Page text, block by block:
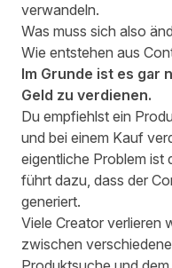
verwandeln.
Was muss sich also
Wie entstehen aus
Im Grunde ist es gar
Geld zu verdienen.
Du empfiehlst ein
und bei einem Kauf
eigentliche Problem ist
führt dazu, dass der
generiert.
Viele Creator verlieren
zwischen